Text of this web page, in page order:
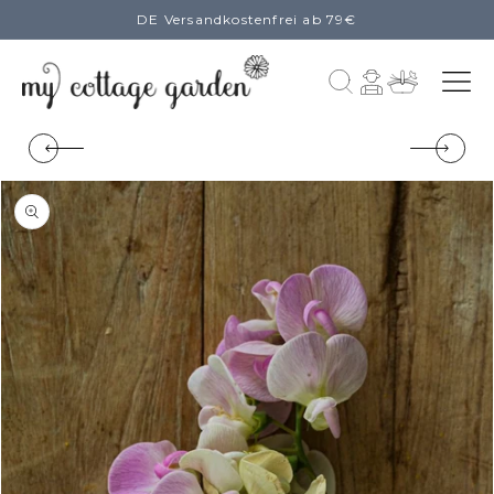
Inhalt
DE Versandkostenfrei ab 79€
Einloggen
Warenkorb